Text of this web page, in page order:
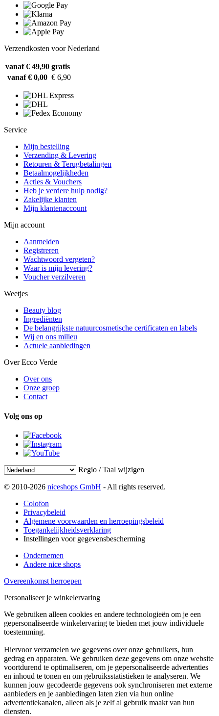
Verzendkosten voor Nederland
vanaf € 49,90 gratis
vanaf € 0,00 € 6,90
Service
Mijn bestelling
Verzending & Levering
Retouren & Terugbetalingen
Betaalmogelijkheden
Acties & Vouchers
Heb je verdere hulp nodig?
Zakelijke klanten
Mijn klantenaccount
Mijn account
Aanmelden
Registreren
Wachtwoord vergeten?
Waar is mijn levering?
Voucher verzilveren
Weetjes
Beauty blog
Ingrediënten
De belangrijkste natuurcosmetische certificaten en labels
Wij en ons milieu
Actuele aanbiedingen
Over Ecco Verde
Over ons
Onze groep
Contact
Volg ons op
Regio / Taal wijzigen
© 2010-2026 niceshops GmbH - All rights reserved.
Colofon
Privacybeleid
Algemene voorwaarden en herroepingsbeleid
Toegankelijkheidsverklaring
Instellingen voor gegevensbescherming
Ondernemen
Andere nice shops
Overeenkomst herroepen
Personaliseer je winkelervaring
We gebruiken alleen cookies en andere technologieën om je een
gepersonaliseerde winkelervaring te bieden met jouw individuele
toestemming.
Hiervoor verzamelen we gegevens over onze gebruikers, hun
gedrag en apparaten. We gebruiken deze gegevens om onze website
voortdurend te optimaliseren, om je gepersonaliseerde advertenties
en inhoud te tonen en om gebruiksstatistieken te analyseren. We
kunnen jouw gecodeerde gegevens ook synchroniseren met externe
aanbieders en je aanbiedingen laten zien via hun online
advertentiekanalen, alleen als je zelf al gebruik maakt van hun
diensten.